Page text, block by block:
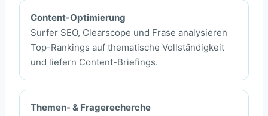
Content-Optimierung
Surfer SEO, Clearscope und Frase analysieren
Top-Rankings auf thematische Vollständigkeit
und liefern Content-Briefings.
Themen- & Fragerecherche